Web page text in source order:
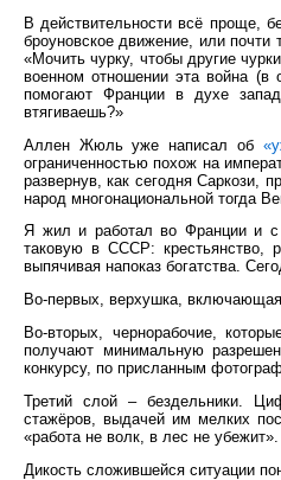
В действительности всё проще,
броуновское движение, или почти
«Мочить чурку, чтобы другие
военном отношении эта война (в
помогают Франции в духе
втягиваешь?»
Аллен Жюль уже написал об
ограниченностью похож на
развернув, как сегодня Саркози,
народ многонациональной тогда
Я жил и работал во Франции и с
таковую в СССР: крестьянство,
выпячивая напоказ богатства.
Во-первых, верхушка,
Во-вторых, чернорабочие,
получают минимальную
конкурсу, по присланным
Третий слой – бездельники.
стажёров, выдачей им мелких
«работа не волк, в лес не убежит».
Дикость сложившейся ситуации